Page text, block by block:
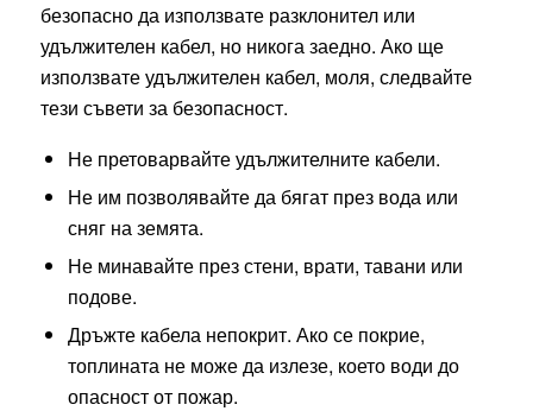
безопасно да използвате разклонител или
удължителен кабел, но никога заедно. Ако ще
използвате удължителен кабел, моля, следвайте
тези съвети за безопасност.
Не претоварвайте удължителните кабели.
Не им позволявайте да бягат през вода или
сняг на земята.
Не минавайте през стени, врати, тавани или
подове.
Дръжте кабела непокрит. Ако се покрие,
топлината не може да излезе, което води до
опасност от пожар.